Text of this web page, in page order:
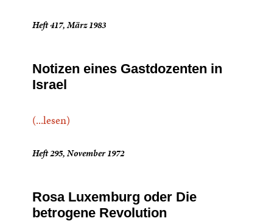
Heft 417, März 1983
Notizen eines Gastdozenten in
Israel
(...lesen)
Heft 295, November 1972
Rosa Luxemburg oder Die
betrogene Revolution